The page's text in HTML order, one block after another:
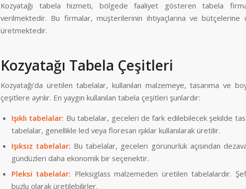
Kozyatağı tabela hizmeti, bölgede faaliyet gösteren tabela
verilmektedir. Bu firmalar, müşterilerinin ihtiyaçlarına ve bütçelerine
üretmektedir.
Kozyatağı Tabela Çeşitleri
Kozyatağı’da üretilen tabelalar, kullanılan malzemeye, tasarıma ve
çeşitlere ayrılır. En yaygın kullanılan tabela çeşitleri şunlardır:
Işıklı tabelalar: Bu tabelalar, geceleri de fark edilebilecek şekilde
tabelalar, genellikle led veya floresan ışıklar kullanılarak üretilir.
Işıksız tabelalar: Bu tabelalar, geceleri görünürlük açısından
gündüzleri daha ekonomik bir seçenektir.
Pleksi tabelalar: Pleksiglass malzemeden üretilen tabelalardır.
buzlu olarak üretilebilirler.